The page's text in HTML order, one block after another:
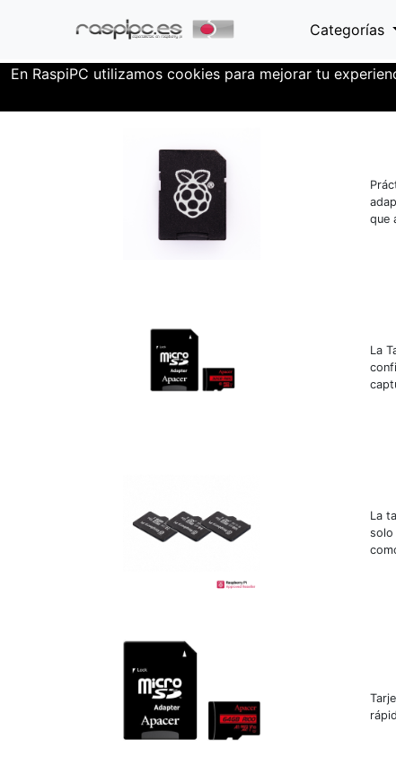
En RaspiPC utilizamos cookies para mejorar tu
Categorías
Almacenamiento Memorias Micro SD
que
La
La
solo